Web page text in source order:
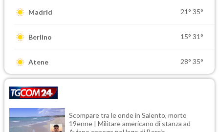
Madrid 21° 35°
Berlino 15° 31°
Atene 28° 35°
Scompare tra le onde in Salento, morto
19enne | Militare americano di stanza ad